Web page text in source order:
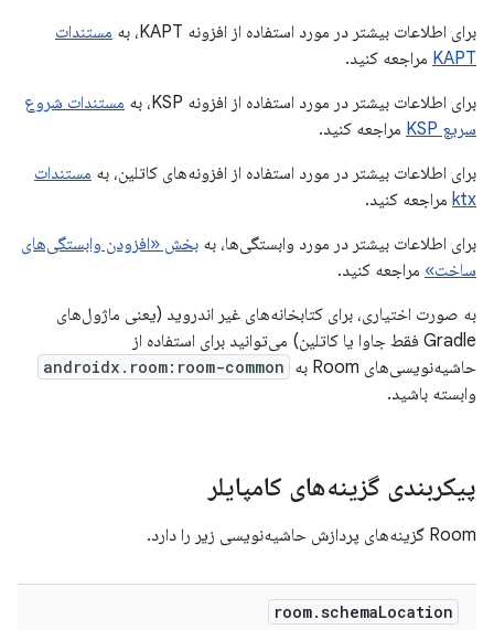
برای اطلاعات بیشتر در مورد استفاده از افزونه KAPT، به
مستندات
KAPT مراجعه کنید.
برای اطلاعات بیشتر در مورد استفاده از افزونه KSP، به
مستندات شروع
سریع KSP
مراجعه کنید.
برای اطلاعات بیشتر در مورد استفاده از افزونه‌های کاتلین، به مستندات
ktx مراجعه کنید.
برای اطلاعات بیشتر در مورد وابستگی‌ها، به بخش «افزودن وابستگی‌های
ساخت» مراجعه کنید.
به صورت اختیاری، برای کتابخانه‌های غیر اندروید (یعنی ماژول‌های
Gradle فقط جاوا یا کاتلین) می‌توانید برای استفاده از
حاشیه‌نویسی‌های Room به
androidx.room:room-common
وابسته باشید.
پیکربندی گزینه‌های کامپایلر
Room گزینه‌های پردازش حاشیه‌نویسی زیر را دارد.
room.schemaLocation